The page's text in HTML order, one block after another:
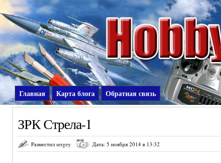
Главная Карта блога Обратная связь
ЗРК Стрела-1
Разместил sergey Дата: 5 ноября 2014 в 13:32